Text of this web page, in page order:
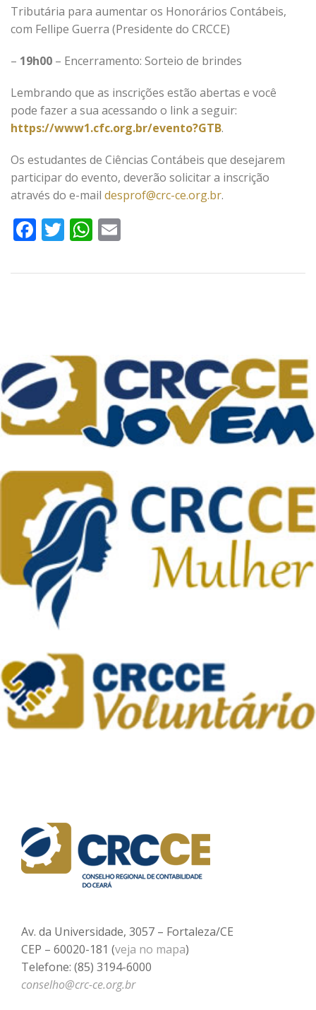
Tributária para aumentar os Honorários Contábeis,
com Fellipe Guerra (Presidente do CRCCE)
– 19h00 – Encerramento: Sorteio de brindes
Lembrando que as inscrições estão abertas e você
pode fazer a sua acessando o link a seguir:
https://www1.cfc.org.br/evento?GTB.
Os estudantes de Ciências Contábeis que desejarem
participar do evento, deverão solicitar a inscrição
através do e-mail desprof@crc-ce.org.br.
Facebook
TwitterWhatsApp
Av. da Universidade, 3057 – Fortaleza/CE
CEP – 60020-181 (veja no mapa)
Telefone: (85) 3194-6000
conselho@crc-ce.org.br